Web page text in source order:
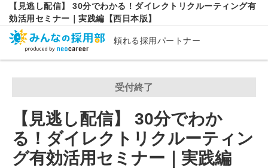
【見逃し配信】 30分でわかる！ダイレクトリクルーティング有
効活用セミナー｜実践編【西日本版】
頼れる採用パートナー
受付終了
【見逃し配信】 30分でわか
る！ダイレクトリクルーティン
グ有効活用セミナー｜実践編